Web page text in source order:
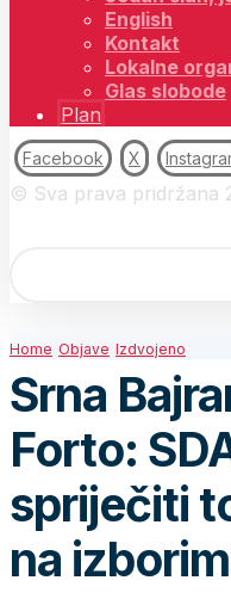
English
Kontakt
Lokalne
Glas slobode
Plan
Facebook X
© Sva prava pridržana
Home Objave Izdvojeno
Srna
Forto:
spriječiti
na